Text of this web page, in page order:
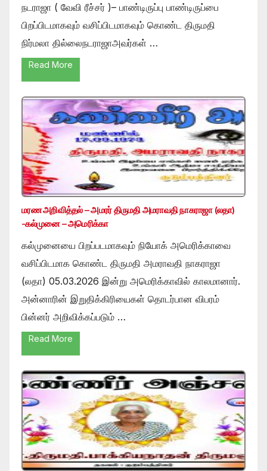
நடராஜா ( வேவி ரீச்சர் )– பாண்டிருப்பு பாண்டிருப்பை
பிறப்பிடமாகவும் வசிப்பிடமாகவும் கொண்ட திருமதி
நிர்மலா தில்லைநடராஜாஅவர்கள் …
Read More
மரண அறிவித்தல் – அமரர் திருமதி அமராவதி நாகராஜா (லதா)
-கல்முனை – அமெரிக்கா
கல்முனையை பிறப்படமாகவும் நியோக் அமெரிக்காவை
வசிப்பிடமாக கொண்ட திருமதி அமராவதி நாகராஜா
(லதா) 05.03.2026 இன்று அமெரிக்காவில் காலமானார்.
அன்னாரின் இறுதிக்கிரியைகள் தொடர்பான விபரம்
பின்னர் அறிவிக்கப்படும் …
Read More